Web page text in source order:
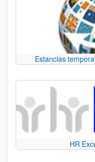
Estancias
HR